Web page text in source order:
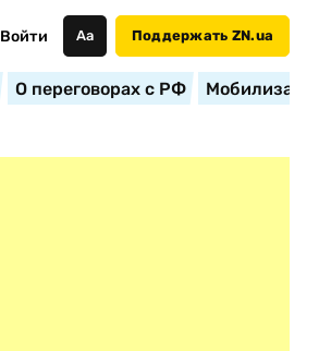
Войти Аа Поддержать ZN.ua
О переговорах с РФ